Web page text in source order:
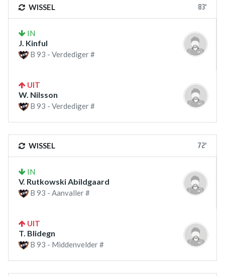
WISSEL 83'
IN
J. Kinful
B 93 - Verdediger #
UIT
W. Nilsson
B 93 - Verdediger #
WISSEL 72'
IN
V. Rutkowski Abildgaard
B 93 - Aanvaller #
UIT
T. Blidegn
B 93 - Middenvelder #